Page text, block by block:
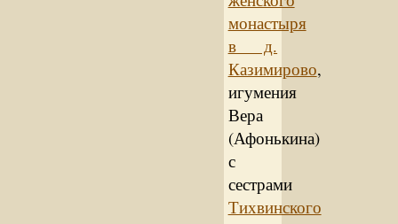
монастыря
в д.
Казимирово,
игумения
Вера
(Афонькина)
с
сестрами
Тихвинского